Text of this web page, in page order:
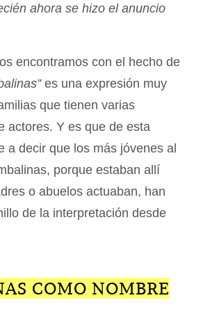
ahora se hizo el anuncio
encontramos con el hecho de
es una expresión muy
que tienen varias
actores. Y es que de esta
a decir que los más jóvenes al
porque estaban allí
o abuelos actuaban, han
de la interpretación desde
COMO NOMBRE